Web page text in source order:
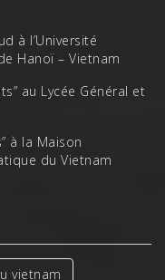
à l’Université
Hanoï – Vietnam
au Lycée Général et
à la Maison
du Vietnam
vietnam